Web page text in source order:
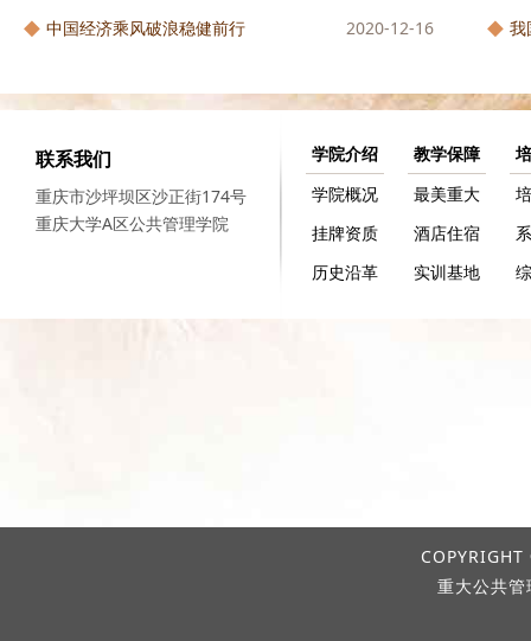
中国经济乘风破浪稳健前行
2020-12-16 我
联系我们
重庆市沙坪坝区沙正街174号
重庆大学A区公共管理学院
学院介绍
学院概况
挂牌资质
历史沿革
教学保障
最美重大
酒店住宿
实训基地
重大公共